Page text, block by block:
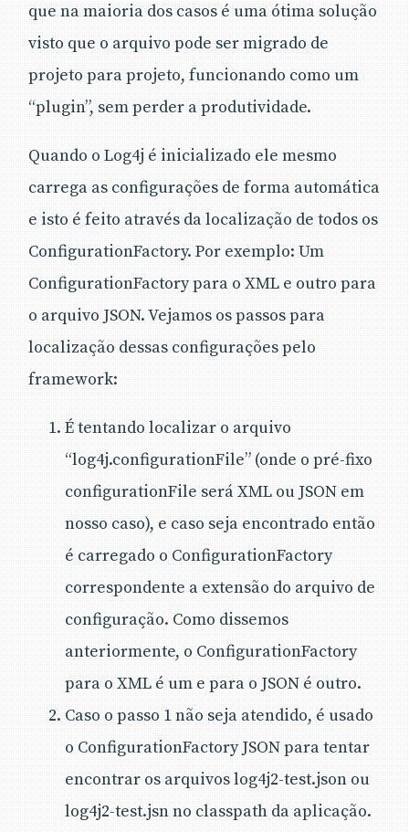
que na maioria dos casos é uma ótima solução
visto que o arquivo pode ser migrado de
projeto para projeto, funcionando como um
“plugin”, sem perder a produtividade.
Quando o Log4j é inicializado ele mesmo
carrega as configurações de forma automática
e isto é feito através da localização de todos os
ConfigurationFactory. Por exemplo: Um
ConfigurationFactory para o XML e outro para
o arquivo JSON. Vejamos os passos para
localização dessas configurações pelo
framework:
É tentando localizar o arquivo
“log4j.configurationFile” (onde o pré-fixo
configurationFile será XML ou JSON em
nosso caso), e caso seja encontrado então
é carregado o ConfigurationFactory
correspondente a extensão do arquivo de
configuração. Como dissemos
anteriormente, o ConfigurationFactory
para o XML é um e para o JSON é outro.
Caso o passo 1 não seja atendido, é usado
o ConfigurationFactory JSON para tentar
encontrar os arquivos log4j2-test.json ou
log4j2-test.jsn no classpath da aplicação.